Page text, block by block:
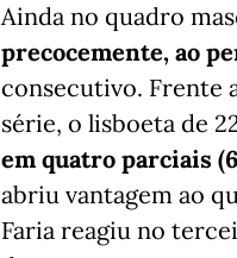
Ainda no quadro
precocemente, ao
consecutivo. Frente
série, o lisboeta de
em quatro parciais
abriu vantagem ao
Faria reagiu no